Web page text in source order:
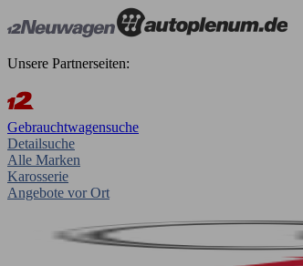
Unsere Partnerseiten:
Gebrauchtwagensuche
Detailsuche
Alle Marken
Karosserie
Angebote vor Ort